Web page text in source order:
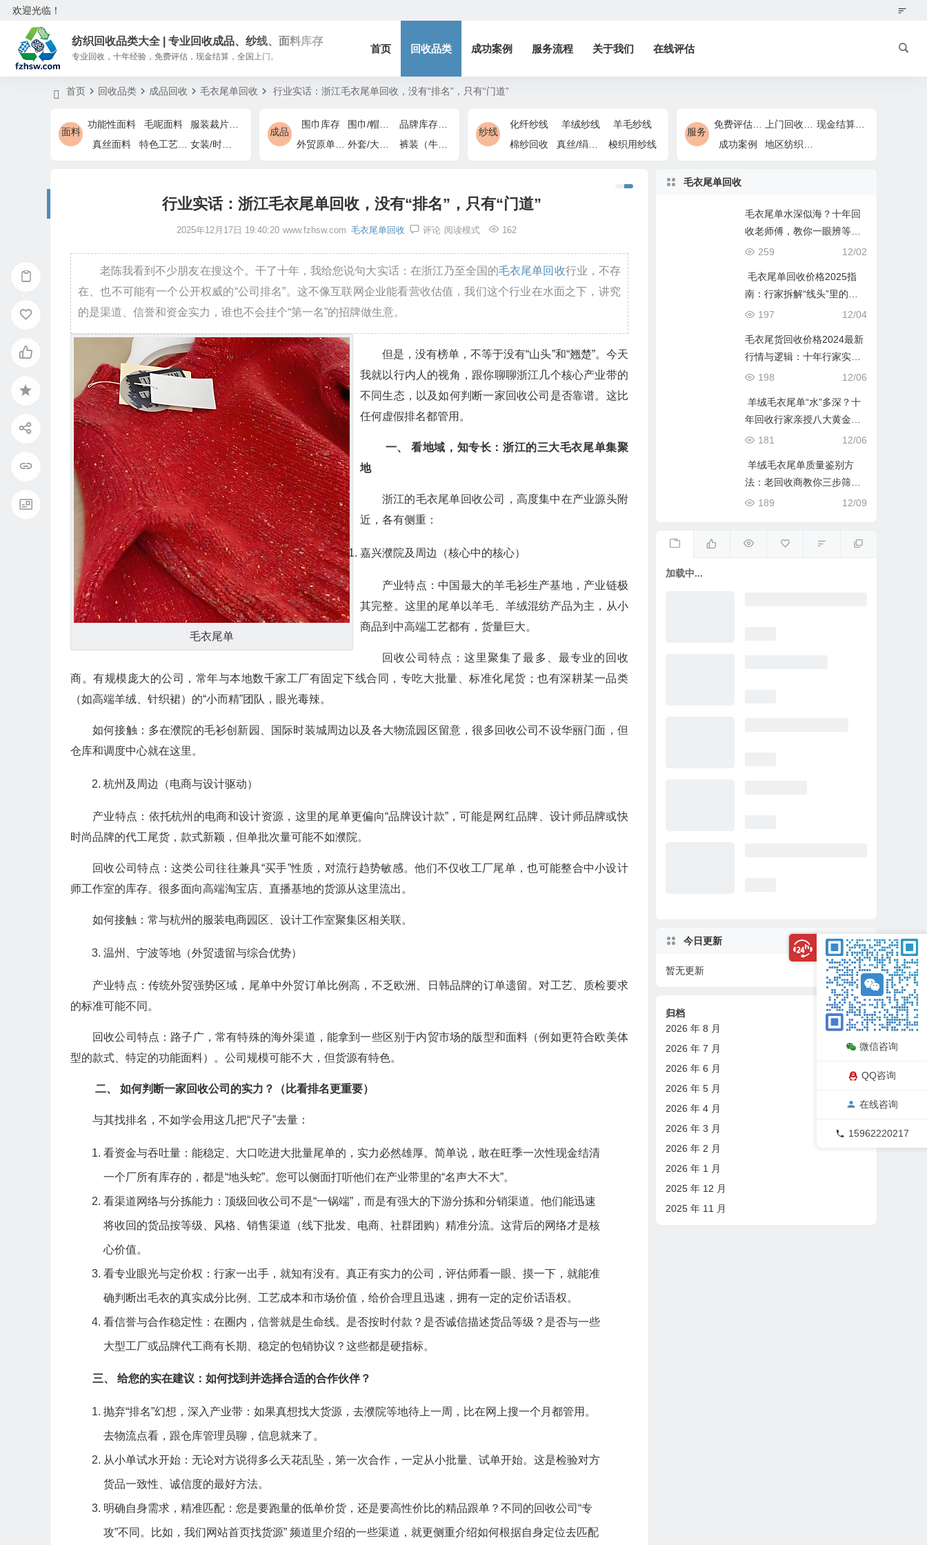
欢迎光临！
纺织回收品类大全 | 专业回收成品、纱线、面料库存
专业回收，十年经验，免费评估，现金结算，全国上门。
首页 回收品类 成功案例 服务流程 关于我们 在线评估
首页 回收品类 成品回收 毛衣尾单回收 行业实话：浙江毛衣尾单回收，没有“排名”，只有“门道”
面料
功能性面料 毛呢面料
真丝面料
特色工艺面料
成品
围巾库存
品牌库存/商场下架
外贸原单/出口退货
裤装（牛仔裤/休闲裤）尾货
纱线
化纤纱线 羊绒纱线
羊毛纱线
棉纱回收
梭织用纱线
服务
免费评估服务
现金结算服务
成功案例
行业实话：浙江毛衣尾单回收，没有“排名”，只有“门道”
2025年12月17日 19:40:20 www.fzhsw.com 毛衣尾单回收 评论 162
阅读模式
老陈我看到不少朋友在搜这个。干了十年，我给您说句大实话：在浙江乃至全国的毛衣尾单回收行业，不存
在、也不可能有一个公开权威的“公司排名”。这不像互联网企业能看营收估值，我们这个行业在水面之下，讲究
的是渠道、信誉和资金实力，谁也不会挂个“第一名”的招牌做生意。
毛衣尾单
但是，没有榜单，不等于没有“山头”和“翘楚”。今天
我就以行内人的视角，跟你聊聊浙江几个核心产业带的
不同生态，以及如何判断一家回收公司是否靠谱。这比
任何虚假排名都管用。
一、 看地域，知专长：浙江的三大毛衣尾单集聚
地
浙江的毛衣尾单回收公司，高度集中在产业源头附
近，各有侧重：
嘉兴濮院及周边（核心中的核心）
产业特点：中国最大的羊毛衫生产基地，产业链极
其完整。这里的尾单以羊毛、羊绒混纺产品为主，从小
商品到中高端工艺都有，货量巨大。
回收公司特点：这里聚集了最多、最专业的回收
商。有规模庞大的公司，常年与本地数千家工厂有固定下线合同，专吃大批量、标准化尾货；也有深耕某一品类
（如高端羊绒、针织裙）的“小而精”团队，眼光毒辣。
如何接触：多在濮院的毛衫创新园、国际时装城周边以及各大物流园区留意，很多回收公司不设华丽门面，但
仓库和调度中心就在这里。
杭州及周边（电商与设计驱动）
产业特点：依托杭州的电商和设计资源，这里的尾单更偏向“品牌设计款”，可能是网红品牌、设计师品牌或快
时尚品牌的代工尾货，款式新颖，但单批次量可能不如濮院。
回收公司特点：这类公司往往兼具“买手”性质，对流行趋势敏感。他们不仅收工厂尾单，也可能整合中小设计
师工作室的库存。很多面向高端淘宝店、直播基地的货源从这里流出。
如何接触：常与杭州的服装电商园区、设计工作室聚集区相关联。
温州、宁波等地（外贸遗留与综合优势）
产业特点：传统外贸强势区域，尾单中外贸订单比例高，不乏欧洲、日韩品牌的订单遗留。对工艺、质检要求
的标准可能不同。
回收公司特点：路子广，常有特殊的海外渠道，能拿到一些区别于内贸市场的版型和面料（例如更符合欧美体
型的款式、特定的功能面料）。公司规模可能不大，但货源有特色。
二、 如何判断一家回收公司的实力？（比看排名更重要）
与其找排名，不如学会用这几把“尺子”去量：
看资金与吞吐量：能稳定、大口吃进大批量尾单的，实力必然雄厚。简单说，敢在旺季一次性现金结清
一个厂所有库存的，都是“地头蛇”。您可以侧面打听他们在产业带里的“名声大不大”。
看渠道网络与分拣能力：顶级回收公司不是“一锅端”，而是有强大的下游分拣和分销渠道。他们能迅速
将收回的货品按等级、风格、销售渠道（线下批发、电商、社群团购）精准分流。这背后的网络才是核
心价值。
看专业眼光与定价权：行家一出手，就知有没有。真正有实力的公司，评估师看一眼、摸一下，就能准
确判断出毛衣的真实成分比例、工艺成本和市场价值，给价合理且迅速，拥有一定的定价话语权。
看信誉与合作稳定性：在圈内，信誉就是生命线。是否按时付款？是否诚信描述货品等级？是否与一些
大型工厂或品牌代工商有长期、稳定的包销协议？这些都是硬指标。
三、 给您的实在建议：如何找到并选择合适的合作伙伴？
抛弃“排名”幻想，深入产业带：如果真想找大货源，去濮院等地待上一周，比在网上搜一个月都管用。
去物流点看，跟仓库管理员聊，信息就来了。
从小单试水开始：无论对方说得多么天花乱坠，第一次合作，一定从小批量、试单开始。这是检验对方
货品一致性、诚信度的最好方法。
明确自身需求，精准匹配：您是要跑量的低单价货，还是要高性价比的精品跟单？不同的回收公司“专
攻”不同。比如，我们 网站首页找货源” 频道里介绍的一些渠道，就更侧重介绍如何根据自身定位去匹配
毛衣尾单回收
毛衣尾单水深似海？十年回
收老师傅，教你一眼辨等
级、闭眼估价格
12/02
259
毛衣尾单回收价格2025指
南：行家拆解“线头”里的财
富密码
12/04
197
毛衣尾货回收价格2024最新
行情与逻辑：十年行家实用
指南
12/06
198
羊绒毛衣尾单“水”多深？十
年回收行家亲授八大黄金鉴
定法则，闭眼买不吃亏！12/06
181
羊绒毛衣尾单质量鉴别方
法：老回收商教你三步筛出
“真金”
12/09
189
加载中...
今日更新
08/07
暂无更新
归档
2026 年 8 月
2026 年 7 月
2026 年 6 月
2026 年 5 月
2026 年 4 月
2026 年 3 月
2026 年 2 月
2026 年 1 月
2025 年 12 月
2025 年 11 月
微信咨询
QQ咨询
在线咨询
15962220217